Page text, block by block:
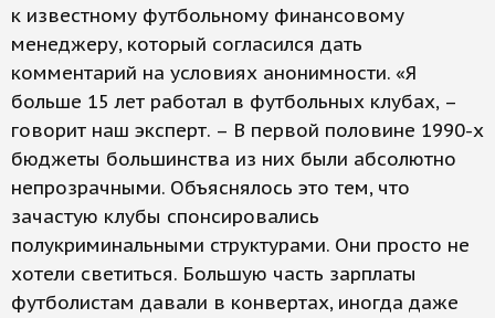
к известному футбольному финансовому
менеджеру, который согласился дать
комментарий на условиях анонимности. «Я
больше 15 лет работал в футбольных клубах, –
говорит наш эксперт. – В первой половине 1990-х
бюджеты большинства из них были абсолютно
непрозрачными. Объяснялось это тем, что
зачастую клубы спонсировались
полукриминальными структурами. Они просто не
хотели светиться. Большую часть зарплаты
футболистам давали в конвертах, иногда даже